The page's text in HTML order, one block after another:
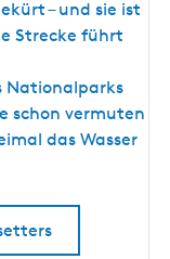
– und sie ist
Strecke führt
Nationalparks
schon vermuten
das Wasser